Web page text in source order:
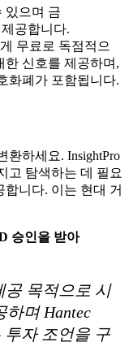
있으며 금
공합니다.
무료로 독점적으
한 신호를 제공하며,
화폐가 포함됩니다.
환하세요. InsightPro
고 탐색하는 데 필요
니다. 이는 현대 거
승인을 받아
공 목적으로 시
하며 Hantec
투자 조언을 구